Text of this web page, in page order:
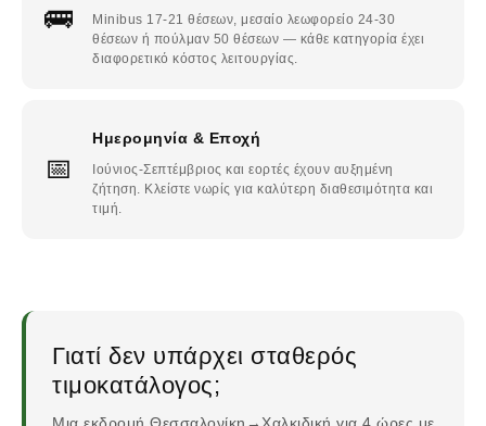
🚌
Minibus 17-21 θέσεων, μεσαίο λεωφορείο 24-30
θέσεων ή πούλμαν 50 θέσεων — κάθε κατηγορία έχει
διαφορετικό κόστος λειτουργίας.
📅
Ημερομηνία & Εποχή
Ιούνιος-Σεπτέμβριος και εορτές έχουν αυξημένη
ζήτηση. Κλείστε νωρίς για καλύτερη διαθεσιμότητα και
τιμή.
Γιατί δεν υπάρχει σταθερός
τιμοκατάλογος;